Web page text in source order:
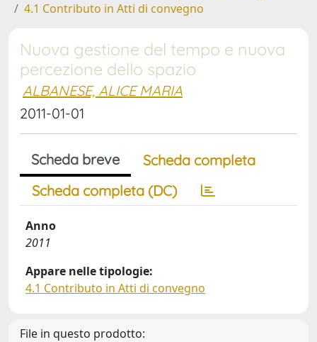
4.1 Contributo in Atti di convegno
Nuova gestione del tempo e nuova
percezione dello spazio
ALBANESE, ALICE MARIA
2011-01-01
Scheda breve
Scheda completa
Scheda completa (DC)
Anno
2011
Appare nelle tipologie:
4.1 Contributo in Atti di convegno
File in questo prodotto: